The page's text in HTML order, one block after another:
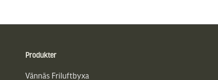
Produkter
Vännäs Friluftbyxa